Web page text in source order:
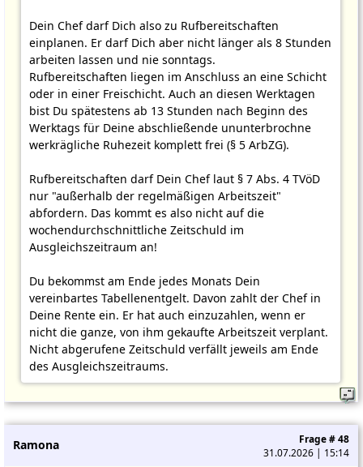
Dein Chef darf Dich also zu Rufbereitschaften
einplanen. Er darf Dich aber nicht länger als 8 Stunden
arbeiten lassen und nie sonntags.
Rufbereitschaften liegen im Anschluss an eine Schicht
oder in einer Freischicht. Auch an diesen Werktagen
bist Du spätestens ab 13 Stunden nach Beginn des
Werktags für Deine abschließende ununterbrochne
werkrägliche Ruhezeit komplett frei (§ 5 ArbZG).
Rufbereitschaften darf Dein Chef laut § 7 Abs. 4 TVöD
nur "außerhalb der regelmäßigen Arbeitszeit"
abfordern. Das kommt es also nicht auf die
wochendurchschnittliche Zeitschuld im
Ausgleichszeitraum an!
Du bekommst am Ende jedes Monats Dein
vereinbartes Tabellenentgelt. Davon zahlt der Chef in
Deine Rente ein. Er hat auch einzuzahlen, wenn er
nicht die ganze, von ihm gekaufte Arbeitszeit verplant.
Nicht abgerufene Zeitschuld verfällt jeweils am Ende
des Ausgleichszeitraums.
Ramona
Frage # 48
31.07.2026 | 15:14